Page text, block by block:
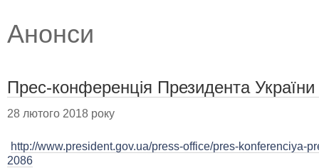
Анонси
Прес-конференція Президента
28 лютого 2018 року
http://www.president.gov.ua/press-office/pres-konferenciya-
2086